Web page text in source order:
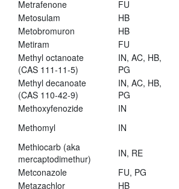
Metrafenone
FU
Metosulam
HB
Metobromuron
HB
Metiram
FU
Methyl octanoate
(CAS 111-11-5)
IN, AC, HB,
PG
Methyl decanoate
(CAS 110-42-9)
IN, AC, HB,
PG
Methoxyfenozide
IN
Methomyl
IN
Methiocarb (aka
mercaptodimethur)
IN, RE
Metconazole
FU, PG
Metazachlor
HB